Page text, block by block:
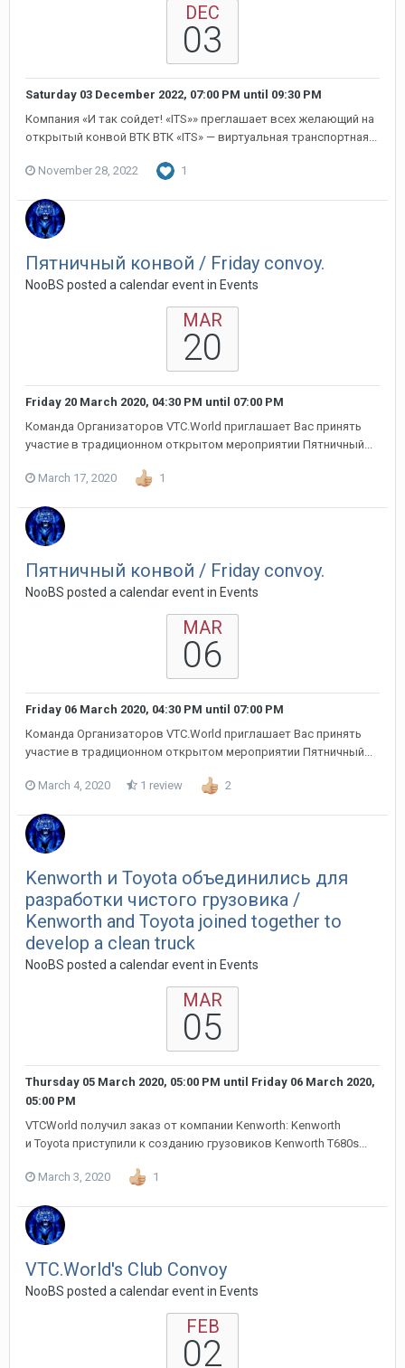
DEC
03
Saturday 03 December 2022, 07:00 PM until 09:30 PM
Компания «И так сойдет! «ITS»» преглашает всех желающий на
открытый конвой ВТК ВТК «ITS» — виртуальная транспортная...
November 28, 2022 1
Пятничный конвой / Friday convoy.
NooBS posted a calendar event in Events
MAR
20
Friday 20 March 2020, 04:30 PM until 07:00 PM
Команда Организаторов VTC.World приглашает Вас принять
участие в традиционном открытом мероприятии Пятничный...
March 17, 2020 1
Пятничный конвой / Friday convoy.
NooBS posted a calendar event in Events
MAR
06
Friday 06 March 2020, 04:30 PM until 07:00 PM
Команда Организаторов VTC.World приглашает Вас принять
участие в традиционном открытом мероприятии Пятничный...
March 4, 2020 1 review 2
Kenworth и Toyota объединились для
разработки чистого грузовика /
Kenworth and Toyota joined together to
develop a clean truck
NooBS posted a calendar event in Events
MAR
05
Thursday 05 March 2020, 05:00 PM until Friday 06 March 2020,
05:00 PM
VTCWorld получил заказ от компании Kenworth: Kenworth
и Toyota приступили к созданию грузовиков Kenworth T680s...
March 3, 2020 1
VTC.World's Club Convoy
NooBS posted a calendar event in Events
FEB
02